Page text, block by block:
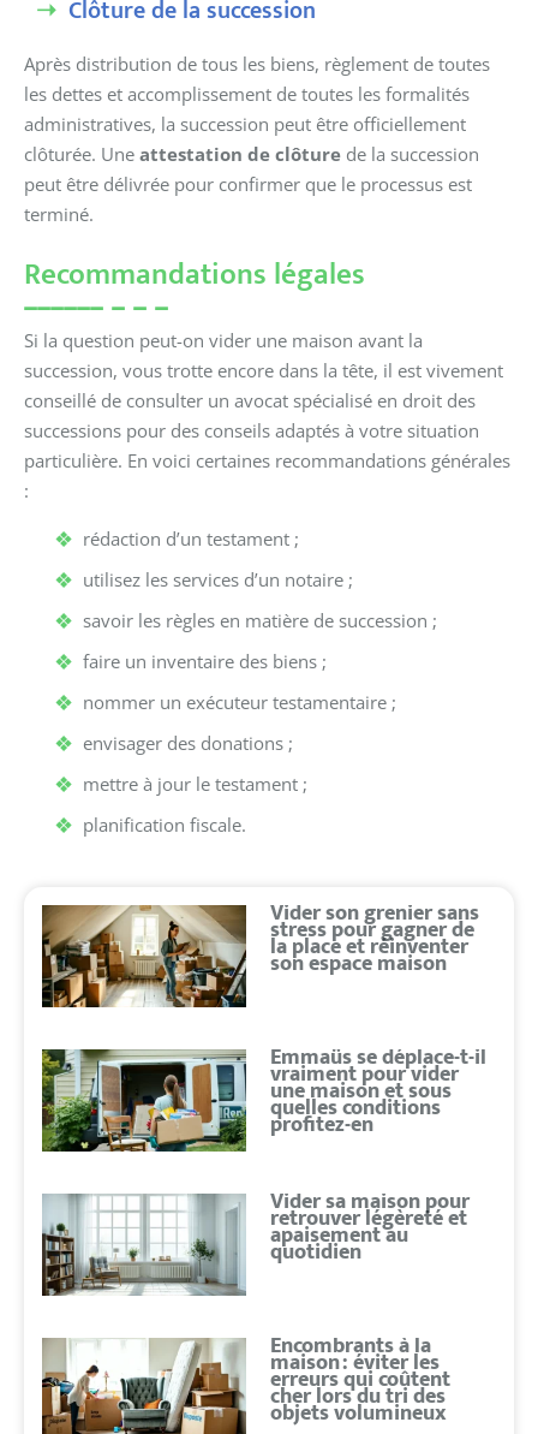
Clôture de la succession
Après distribution de tous les biens, règlement de toutes
les dettes et accomplissement de toutes les formalités
administratives, la succession peut être officiellement
clôturée. Une attestation de clôture de la succession
peut être délivrée pour confirmer que le processus est
terminé.
Recommandations légales
Si la question peut-on vider une maison avant la
succession, vous trotte encore dans la tête, il est vivement
conseillé de consulter un avocat spécialisé en droit des
successions pour des conseils adaptés à votre situation
particulière. En voici certaines recommandations générales
:
rédaction d’un testament ;
utilisez les services d’un notaire ;
savoir les règles en matière de succession ;
faire un inventaire des biens ;
nommer un exécuteur testamentaire ;
envisager des donations ;
mettre à jour le testament ;
planification fiscale.
Vider son grenier sans
stress pour gagner de
la place et réinventer
son espace maison
Emmaüs se déplace-t-il
vraiment pour vider
une maison et sous
quelles conditions
profitez-en
Vider sa maison pour
retrouver légèreté et
apaisement au
quotidien
Encombrants à la
maison : éviter les
erreurs qui coûtent
cher lors du tri des
objets volumineux